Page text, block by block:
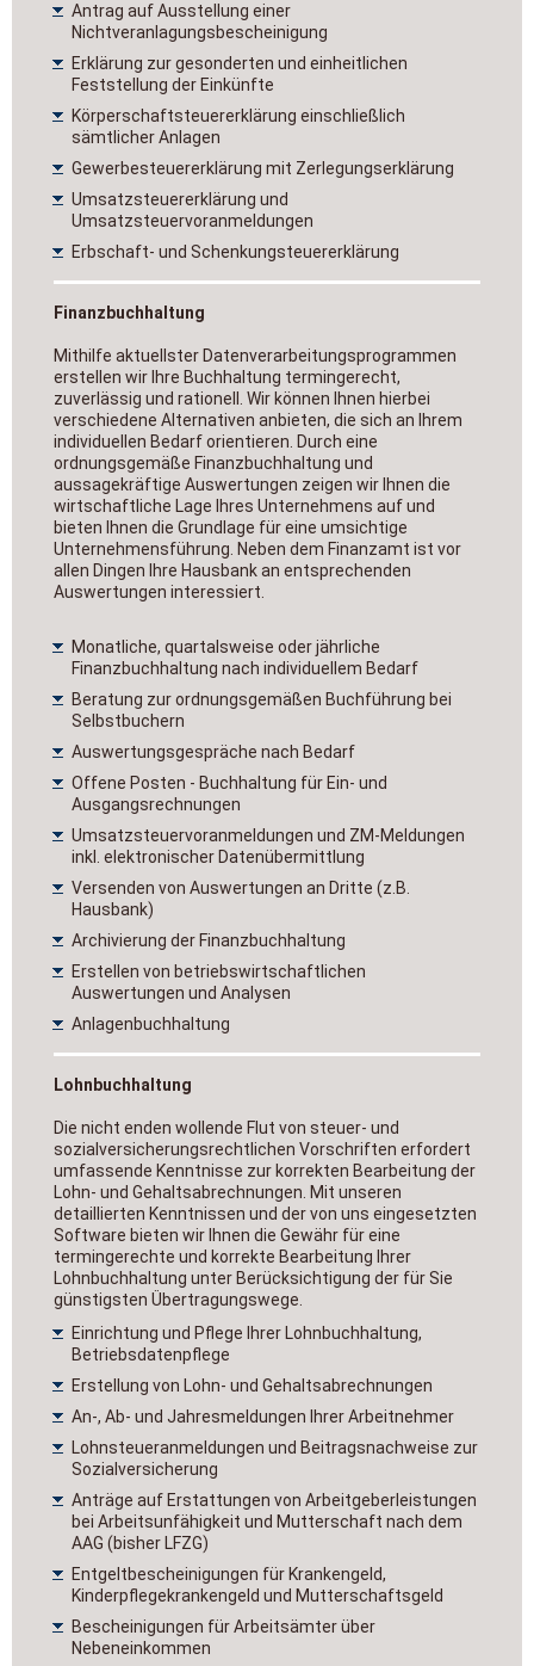
Antrag auf Ausstellung einer
Nichtveranlagungsbescheinigung
Erklärung zur gesonderten und einheitlichen
Feststellung der Einkünfte
Körperschaftsteuererklärung einschließlich
sämtlicher Anlagen
Gewerbesteuererklärung mit Zerlegungserklärung
Umsatzsteuererklärung und
Umsatzsteuervoranmeldungen
Erbschaft- und Schenkungsteuererklärung
Finanzbuchhaltung
Mithilfe aktuellster Datenverarbeitungsprogrammen
erstellen wir Ihre Buchhaltung termingerecht,
zuverlässig und rationell. Wir können Ihnen hierbei
verschiedene Alternativen anbieten, die sich an Ihrem
individuellen Bedarf orientieren. Durch eine
ordnungsgemäße Finanzbuchhaltung und
aussagekräftige Auswertungen zeigen wir Ihnen die
wirtschaftliche Lage Ihres Unternehmens auf und
bieten Ihnen die Grundlage für eine umsichtige
Unternehmensführung. Neben dem Finanzamt ist vor
allen Dingen Ihre Hausbank an entsprechenden
Auswertungen interessiert.
Monatliche, quartalsweise oder jährliche
Finanzbuchhaltung nach individuellem Bedarf
Beratung zur ordnungsgemäßen Buchführung bei
Selbstbuchern
Auswertungsgespräche nach Bedarf
Offene Posten - Buchhaltung für Ein- und
Ausgangsrechnungen
Umsatzsteuervoranmeldungen und ZM-Meldungen
inkl. elektronischer Datenübermittlung
Versenden von Auswertungen an Dritte (z.B.
Hausbank)
Archivierung der Finanzbuchhaltung
Erstellen von betriebswirtschaftlichen
Auswertungen und Analysen
Anlagenbuchhaltung
Lohnbuchhaltung
Die nicht enden wollende Flut von steuer- und
sozialversicherungsrechtlichen Vorschriften erfordert
umfassende Kenntnisse zur korrekten Bearbeitung der
Lohn- und Gehaltsabrechnungen. Mit unseren
detaillierten Kenntnissen und der von uns eingesetzten
Software bieten wir Ihnen die Gewähr für eine
termingerechte und korrekte Bearbeitung Ihrer
Lohnbuchhaltung unter Berücksichtigung der für Sie
günstigsten Übertragungswege.
Einrichtung und Pflege Ihrer Lohnbuchhaltung,
Betriebsdatenpflege
Erstellung von Lohn- und Gehaltsabrechnungen
An-, Ab- und Jahresmeldungen Ihrer Arbeitnehmer
Lohnsteueranmeldungen und Beitragsnachweise zur
Sozialversicherung
Anträge auf Erstattungen von Arbeitgeberleistungen
bei Arbeitsunfähigkeit und Mutterschaft nach dem
AAG (bisher LFZG)
Entgeltbescheinigungen für Krankengeld,
Kinderpflegekrankengeld und Mutterschaftsgeld
Bescheinigungen für Arbeitsämter über
Nebeneinkommen